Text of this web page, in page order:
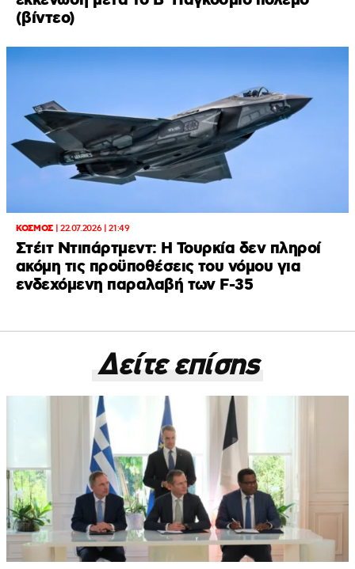
(βίντεο)
ΚΟΣΜΟΣ| 22.07.2026 | 21:49
Στέιτ Ντιπάρτμεντ: Η Τουρκία δεν πληροί
ακόμη τις προϋποθέσεις του νόμου για
ενδεχόμενη παραλαβή των F-35
Δείτε επίσης